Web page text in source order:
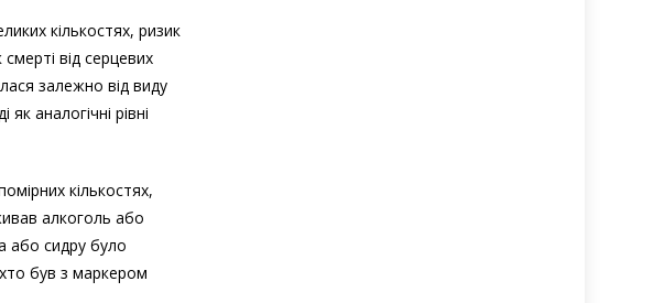
кількостях, ризик
від серцевих
залежно від виду
аналогічні рівні
кількостях,
алкоголь або
або сидру було
був з маркером